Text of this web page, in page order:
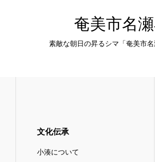
奄美市名
素敵な朝日の昇るシマ「奄美市
文化伝承
小湊について